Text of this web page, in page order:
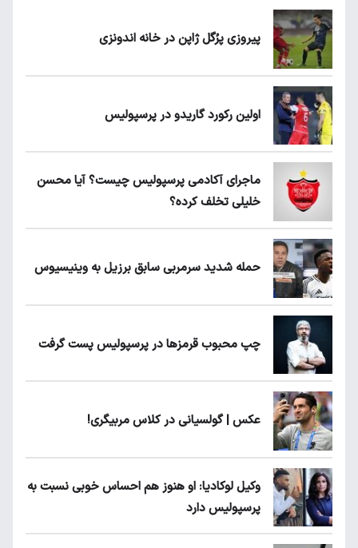
پیروزی پرُگل ژاپن در خانه اندونزی
اولین رکورد گاریدو در پرسپولیس
ماجرای آکادمی پرسپولیس چیست؟ آیا محسن
خلیلی تخلف کرده؟
حمله شدید سرمربی سابق برزیل به وینیسیوس
چپ محبوب قرمزها در پرسپولیس پست گرفت
عکس | گولسیانی در کلاس مربیگری!
وکیل لوکادیا: او هنوز هم احساس خوبی نسبت به
پرسپولیس دارد